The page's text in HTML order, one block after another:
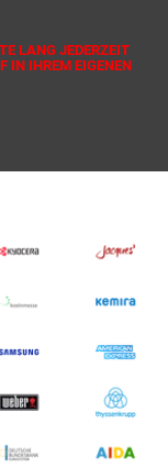
LANG JEDERZEIT
IN IHREM EIGENEN
x